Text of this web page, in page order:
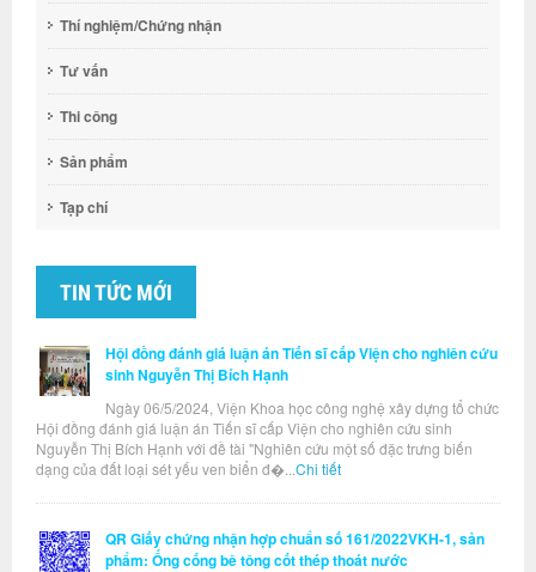
Thí nghiệm/Chứng nhận
Tư vấn
Thi công
Sản phẩm
Tạp chí
TIN TỨC MỚI
Hội đồng đánh giá luận án Tiến sĩ cấp Viện cho nghiên cứu
sinh Nguyễn Thị Bích Hạnh
Ngày 06/5/2024, Viện Khoa học công nghệ xây dựng tổ chức
Hội đồng đánh giá luận án Tiến sĩ cấp Viện cho nghiên cứu sinh
Nguyễn Thị Bích Hạnh với đề tài "Nghiên cứu một số đặc trưng biến
dạng của đất loại sét yếu ven biển đ�... Chi tiết
QR Giấy chứng nhận hợp chuẩn số 161/2022VKH-1, sản
phẩm: Ống cống bê tông cốt thép thoát nước